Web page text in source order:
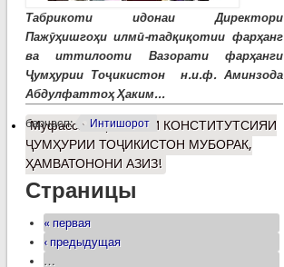
Табрикоти идонаи Директори
Пажӯҳишгоҳи илмӣ-тадқиқотии фарҳанг
ва иттилооти Вазорати фарҳанги
Ҷумҳурии Тоҷикистон н.и.ф. Аминзода
Абдулфаттоҳ Ҳаким...
барчасп: Интишорот
Муфассалтаро РӮЗИ КОНСТИТУТСИЯИ
ҶУМҲУРИИ ТОҶИКИСТОН МУБОРАК,
ҲАМВАТОНОНИ АЗИЗ!
Страницы
« первая
‹ предыдущая
…